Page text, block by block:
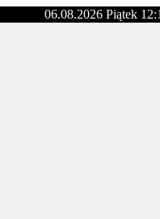
06.08.2026 Piątek